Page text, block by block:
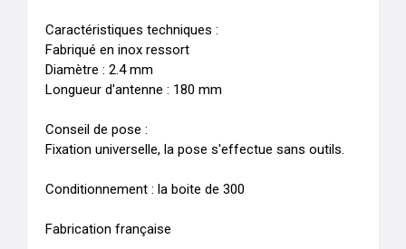
Caractéristiques techniques :
Fabriqué en inox ressort
Diamètre : 2.4 mm
Longueur d'antenne : 180 mm
Conseil de pose :
Fixation universelle, la pose s'effectue sans outils.
Conditionnement : la boite de 300
Fabrication française